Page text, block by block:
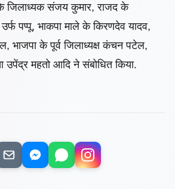
जिलाध्यक संजय कुमार, राजद के
पप्पू, भाकपा माले के किरणदेव यादव,
भाजपा के पूर्व जिलाध्यक्ष कंचन पटेल,
उपेंद्र महतो आदि ने संबोधित किया.